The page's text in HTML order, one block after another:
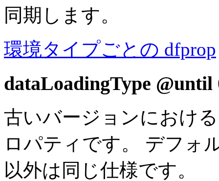
同期します。
環境タイプごとの dfprop
dataLoadingType @until
古いバージョンにおけ
ロパティです。 デフォ
以外は同じ仕様です。